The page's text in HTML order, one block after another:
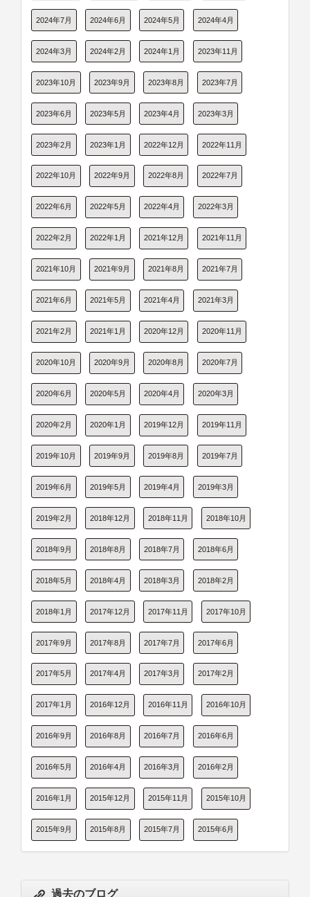
2024年7月 2024年6月 2024年5月 2024年4月
2024年3月 2024年2月 2024年1月 2023年11月
2023年10月 2023年9月 2023年8月 2023年7月
2023年6月 2023年5月 2023年4月 2023年3月
2023年2月 2023年1月 2022年12月 2022年11月
2022年10月 2022年9月 2022年8月 2022年7月
2022年6月 2022年5月 2022年4月 2022年3月
2022年2月 2022年1月 2021年12月 2021年11月
2021年10月 2021年9月 2021年8月 2021年7月
2021年6月 2021年5月 2021年4月 2021年3月
2021年2月 2021年1月 2020年12月 2020年11月
2020年10月 2020年9月 2020年8月 2020年7月
2020年6月 2020年5月 2020年4月 2020年3月
2020年2月 2020年1月 2019年12月 2019年11月
2019年10月 2019年9月 2019年8月 2019年7月
2019年6月 2019年5月 2019年4月 2019年3月
2019年2月 2018年12月 2018年11月 2018年10月
2018年9月 2018年8月 2018年7月 2018年6月
2018年5月 2018年4月 2018年3月 2018年2月
2018年1月 2017年12月 2017年11月 2017年10月
2017年9月 2017年8月 2017年7月 2017年6月
2017年5月 2017年4月 2017年3月 2017年2月
2017年1月 2016年12月 2016年11月 2016年10月
2016年9月 2016年8月 2016年7月 2016年6月
2016年5月 2016年4月 2016年3月 2016年2月
2016年1月 2015年12月 2015年11月 2015年10月
2015年9月 2015年8月 2015年7月 2015年6月
過去のブログ